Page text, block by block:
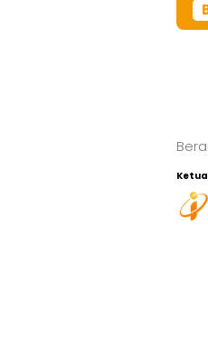
BRI cabangTarutung